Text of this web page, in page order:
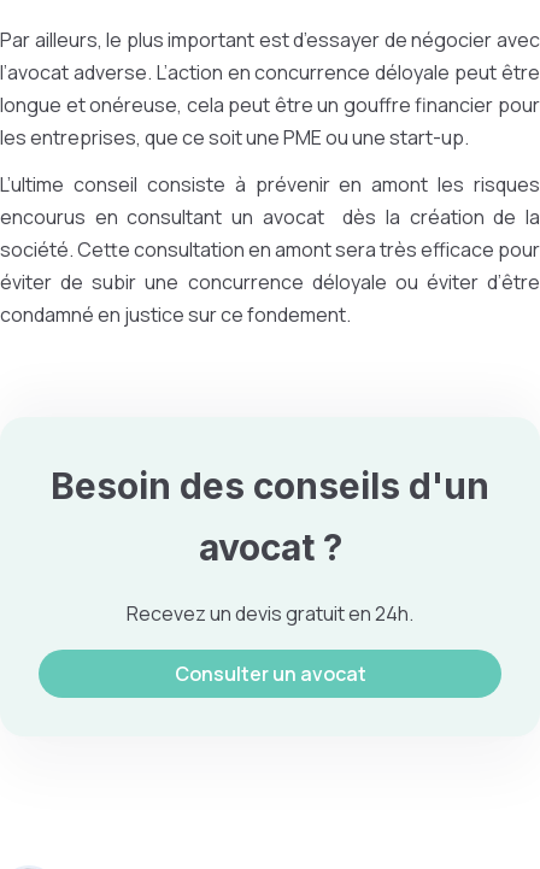
Par ailleurs, le plus important est d’essayer de négocier avec
l’avocat adverse. L’action en concurrence déloyale peut être
longue et onéreuse, cela peut être un gouffre financier pour
les entreprises, que ce soit une PME ou une start-up.
L’ultime conseil consiste à prévenir en amont les risques
encourus en consultant un avocat dès la création de la
société. Cette consultation en amont sera très efficace pour
éviter de subir une concurrence déloyale ou éviter d’être
condamné en justice sur ce fondement.
Besoin des conseils d'un
avocat ?
Recevez un devis gratuit en 24h.
Consulter un avocat